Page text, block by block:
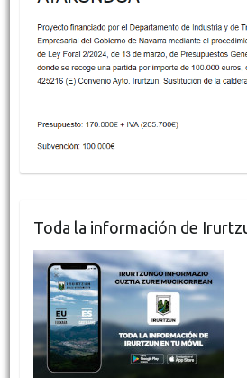
Toda la información de